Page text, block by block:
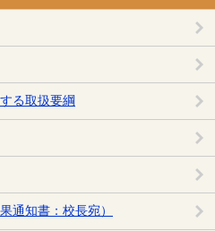
る取扱要綱
通知書：校長宛）